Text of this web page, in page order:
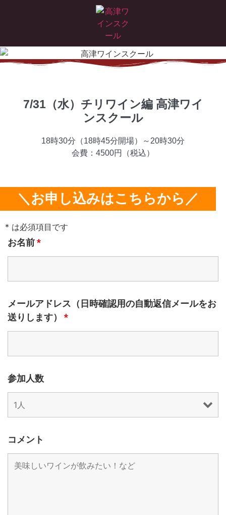
7/31（水）チリワイン編 高津ワイ
ンスクール
18時30分（18時45分開場）～20時30分
会費：4500円（税込）
＼お申し込みはこちらから／
* は必須項目です
お名前*
メールアドレス（日時確認用の自動返信メールをお
送りします） *
参加人数
コメント